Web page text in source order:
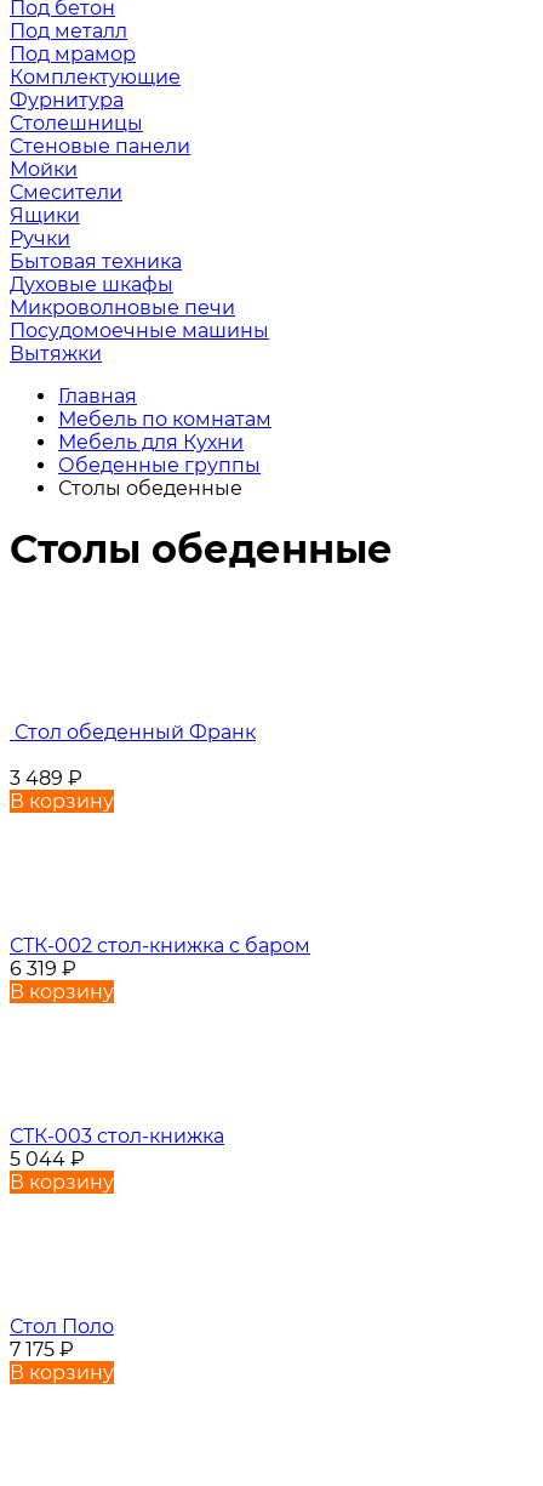
Под бетон
Под металл
Под мрамор
Комплектующие
Фурнитура
Столешницы
Стеновые панели
Мойки
Смесители
Ящики
Ручки
Бытовая техника
Духовые шкафы
Микроволновые печи
Посудомоечные машины
Вытяжки
Главная
Мебель по комнатам
Мебель для Кухни
Обеденные группы
Столы обеденные
Столы обеденные
Стол обеденный Франк
3 489 ₽
В корзину
СТК-002 стол-книжка с баром
6 319 ₽
В корзину
СТК-003 стол-книжка
5 044 ₽
В корзину
Стол Поло
7 175 ₽
В корзину